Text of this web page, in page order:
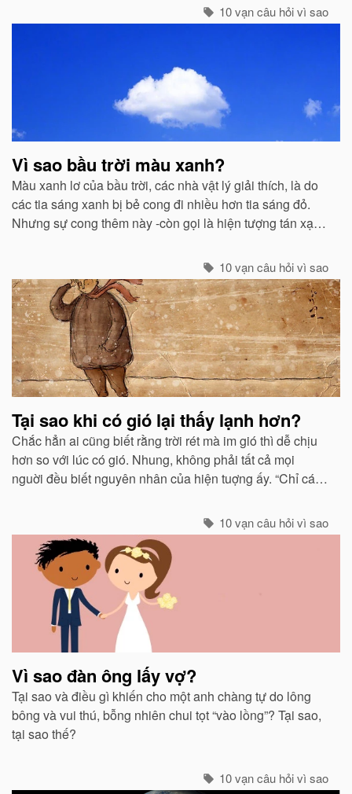
10 vạn câu hỏi vì sao
Vì sao bầu trời màu xanh?
Màu xanh lơ của bầu trời, các nhà vật lý giải thích, là do
các tia sáng xanh bị bẻ cong đi nhiều hơn tia sáng đỏ.
Nhưng sự cong thêm này -còn gọi là hiện tượng tán xạ -
10 vạn câu hỏi vì sao
Tại sao khi có gió lại thấy lạnh hơn?
Chắc hẳn ai cũng biết rằng trời rét mà im gió thì dễ chịu
hơn so với lúc có gió. Nhung, không phải tất cả mọi
nguời đều biết nguyên nhân của hiện tuợng ấy. “Chỉ các
10 vạn câu hỏi vì sao
Vì sao đàn ông lấy vợ?
Tại sao và điều gì khiến cho một anh chàng tự do lông
bông và vui thú, bỗng nhiên chui tọt “vào lồng”? Tại sao,
tại sao thế?
10 vạn câu hỏi vì sao